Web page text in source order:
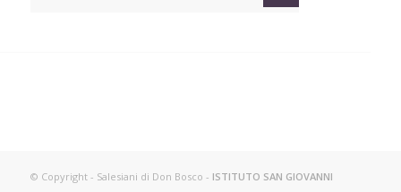
© Copyright - Salesiani di Don Bosco - ISTITUTO SAN GIOVANNI